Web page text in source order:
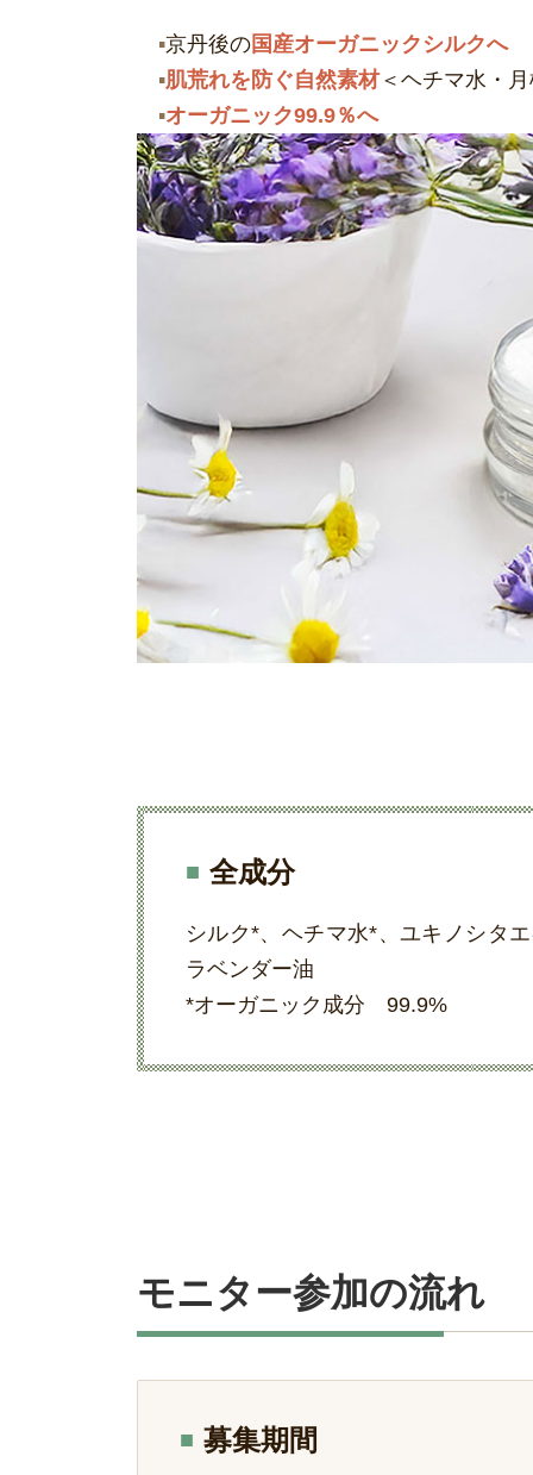
京丹後の国産オーガニックシルクへ
肌荒れを防ぐ自然素材＜ヘチマ水・
オーガニック99.9％へ
全成分
シルク*、ヘチマ水*、ユキノシタ
ラベンダー油
*オーガニック成分 99.9%
モニター参加の流れ
募集期間